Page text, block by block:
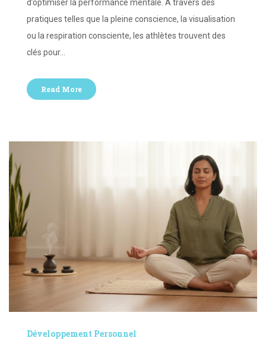
d’optimiser la performance mentale. À travers des
pratiques telles que la pleine conscience, la visualisation
ou la respiration consciente, les athlètes trouvent des
clés pour…
Read More
Développement Personnel